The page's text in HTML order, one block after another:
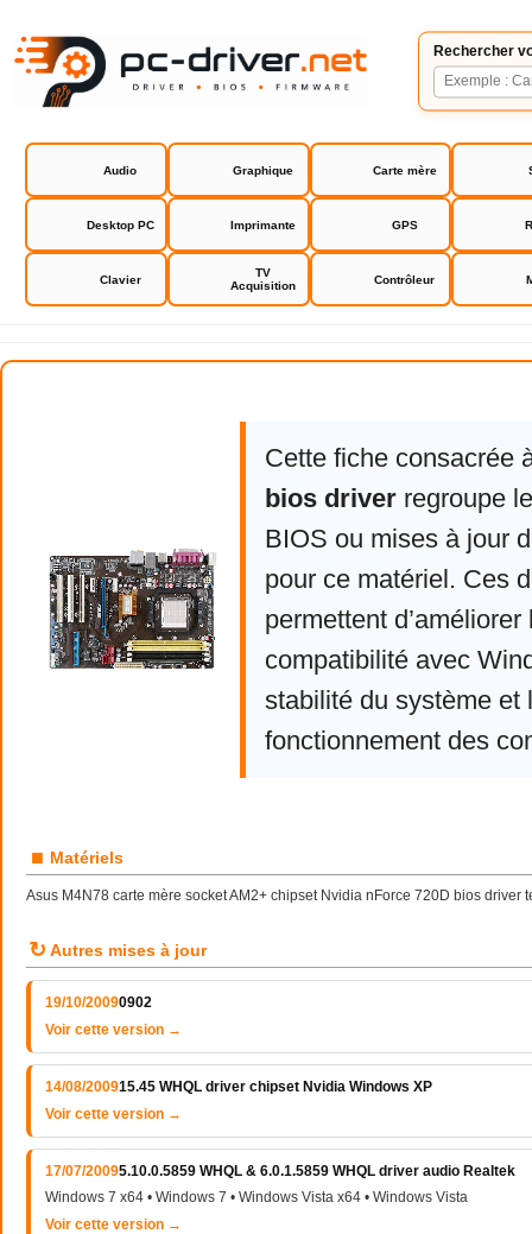
Rechercher
Audio Graphique Carte mère
Desktop PC Imprimante GPS
Clavier
TV
Acquisition
Contrôleur
Asus M4N78 bios driver
Cette fiche consacrée
bios driver regroupe
BIOS ou mises à jour
pour ce matériel. Ces
permettent d’améliorer
compatibilité avec
stabilité du système et
fonctionnement des
■ Matériels
Asus M4N78 carte mère socket AM2+ chipset Nvidia nForce 720D bios driver
↻ Autres mises à jour
19/10/20090902
Voir cette version →
14/08/200915.45 WHQL driver chipset Nvidia Windows XP
Voir cette version →
17/07/20095.10.0.5859 WHQL & 6.0.1.5859 WHQL driver audio Realtek
Windows 7 x64 • Windows 7 • Windows Vista x64 • Windows Vista
Voir cette version →